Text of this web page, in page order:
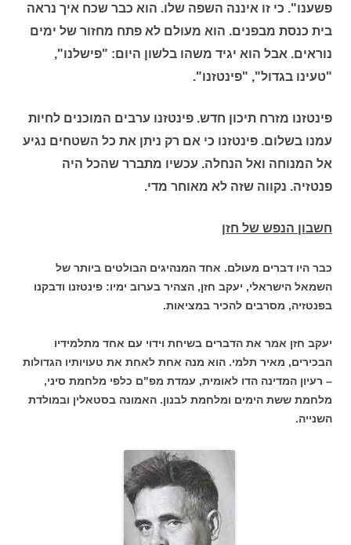
פשענו". כי זו איננה השפה שלו. הוא כבר שכח איך נראה
בית כנסת מבפנים. הוא מעולם לא פתח מחזור של ימים
נוראים. אבל הוא יגיד משהו בלשון היום: "פישלנו",
"טעינו בגדול", "פינטזנו".
פינטזנו מזרח תיכון חדש. פינטזנו ערבים המוכנים לחיות
עמנו בשלום. פינטזנו כי אם רק ניתן את כל השטחים נגיע
אל המנוחה ואל הנחלה. עכשיו מתברר שהכל היה
פנטזיה. נקווה שזה לא מאוחר מדי.
חשבון הנפש של חזן
כבר היו דברים מעולם. אחד המנהיגים הבולטים ביותר של
השמאל הישראלי, יעקב חזן, הצהיר בערוב ימיו: פינטזנו ודבקנו
בפנטזיה, מסרבים להכיר במציאות.
יעקב חזן אמר את הדברים בשיחת וידוי עם אחד מתלמידיו
הבכירים, מאיר תלמי. הוא מנה אחת לאחת את טעויותיו הגדולות
– רעיון המדינה הדו לאומית, עמדת מפ"ם כלפי מלחמת סיני,
מלחמת ששת הימים ומלחמת לבנון. האמונה בסטאלין ובמולדת
השנייה.